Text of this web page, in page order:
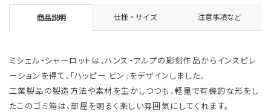
商品説明 仕様・サイズ 注意事項など
ミシェル・シャーロットは、ハンス・アルプの彫刻作品からインスピレ
ーションを得て、「ハッピー ビン」をデザインしました。
工業製品の製造方法や素材を生かしつつも、軽量で有機的な形をし
たこのゴミ箱は、部屋を明るく楽しい雰囲気にしてくれます。